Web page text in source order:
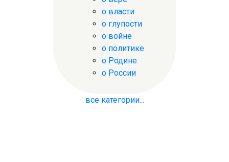
о власти
о глупости
о войне
о политике
о Родине
о России
все категории...